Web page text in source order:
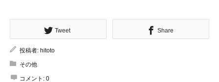
Tweet Share
投稿者: hitoto
その他
コメント: 0